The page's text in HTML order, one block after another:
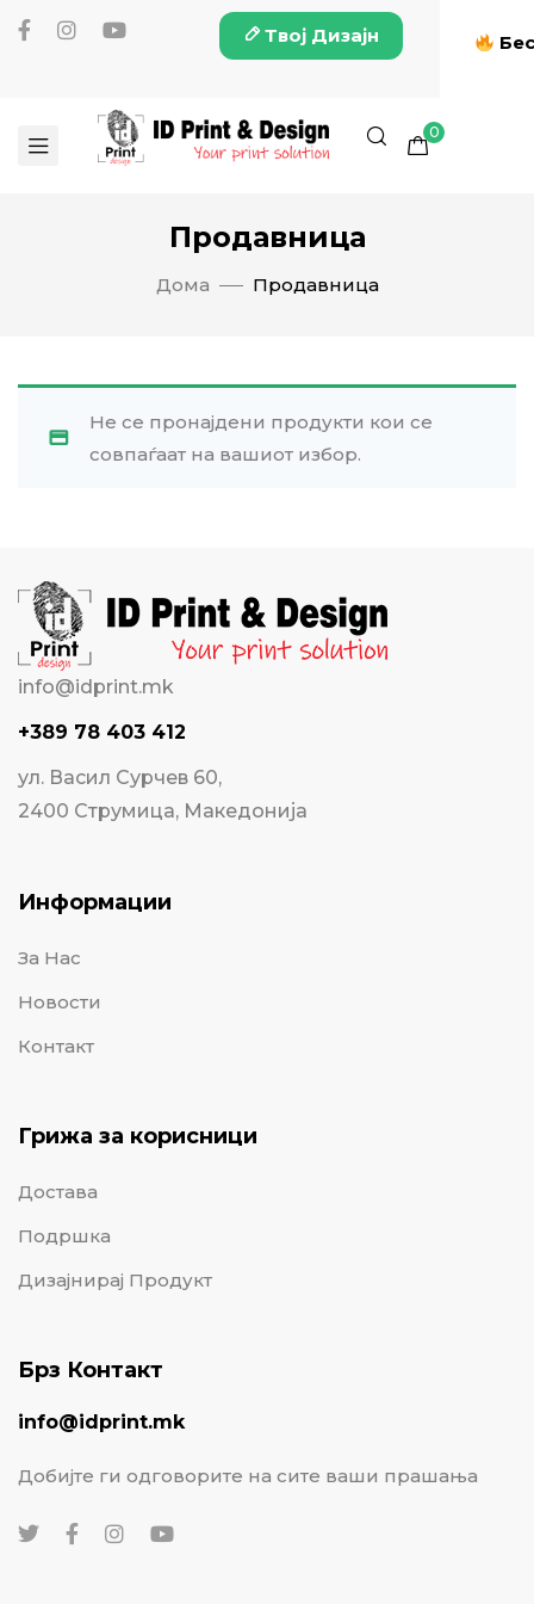
Твој Дизајн
0
Продавница
Дома Продавница
Не се пронајдени продукти кои се
совпаѓаат на вашиот избор.
info@idprint.mk
+389 78 403 412
ул. Васил Сурчев 60,
2400 Струмица, Македонија
Информации
За Нас
Новости
Контакт
Грижа за корисници
Достава
Подршка
Дизајнирај Продукт
Брз Контакт
info@idprint.mk
Добијте ги одговорите на сите ваши прашања